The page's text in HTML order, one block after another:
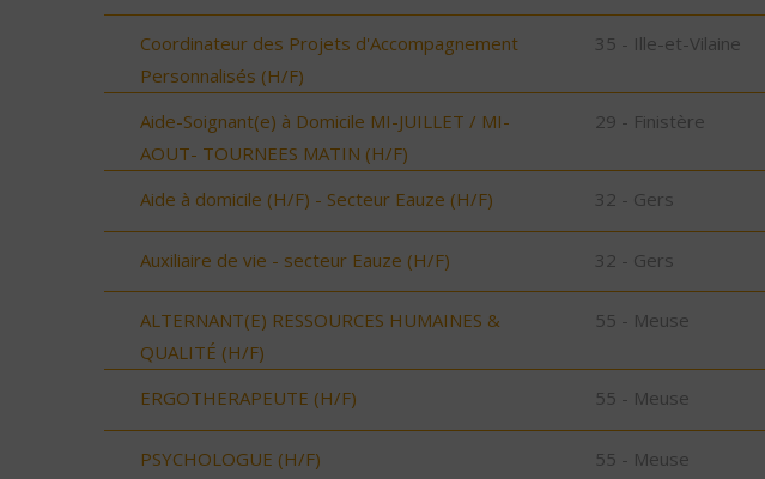
Coordinateur des Projets d'Accompagnement
Personnalisés (H/F)
35 - Ille-et-Vilaine
Aide-Soignant(e) à Domicile MI-JUILLET / MI-
AOUT- TOURNEES MATIN (H/F)
29 - Finistère
Aide à domicile (H/F) - Secteur Eauze (H/F) 32 - Gers
Auxiliaire de vie - secteur Eauze (H/F) 32 - Gers
ALTERNANT(E) RESSOURCES HUMAINES &
QUALITÉ (H/F)
55 - Meuse
ERGOTHERAPEUTE (H/F) 55 - Meuse
PSYCHOLOGUE (H/F) 55 - Meuse